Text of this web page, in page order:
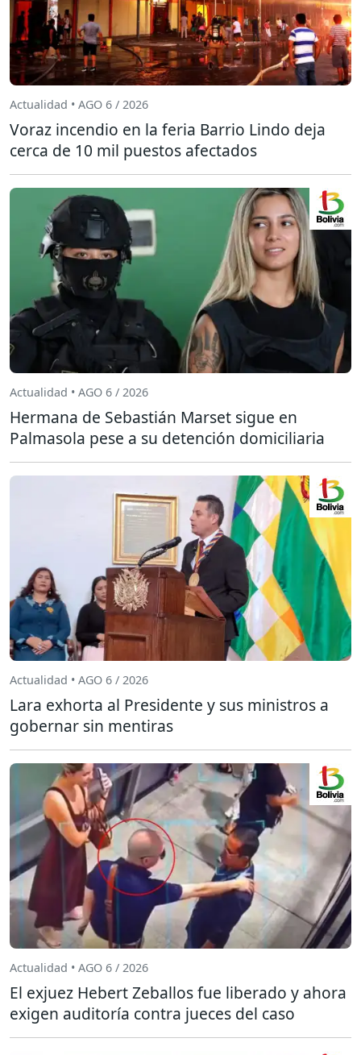
Actualidad • AGO 6 / 2026
Voraz incendio en la feria Barrio Lindo deja
cerca de 10 mil puestos afectados
Actualidad • AGO 6 / 2026
Hermana de Sebastián Marset sigue en
Palmasola pese a su detención domiciliaria
Actualidad • AGO 6 / 2026
Lara exhorta al Presidente y sus ministros a
gobernar sin mentiras
Actualidad • AGO 6 / 2026
El exjuez Hebert Zeballos fue liberado y ahora
exigen auditoría contra jueces del caso